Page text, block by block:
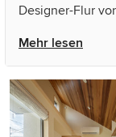
Designer-Flur
Architekten
Officina d'Interni
Fotos in vielen
wenn Sie ein
inspiriert,
Mehr lesen